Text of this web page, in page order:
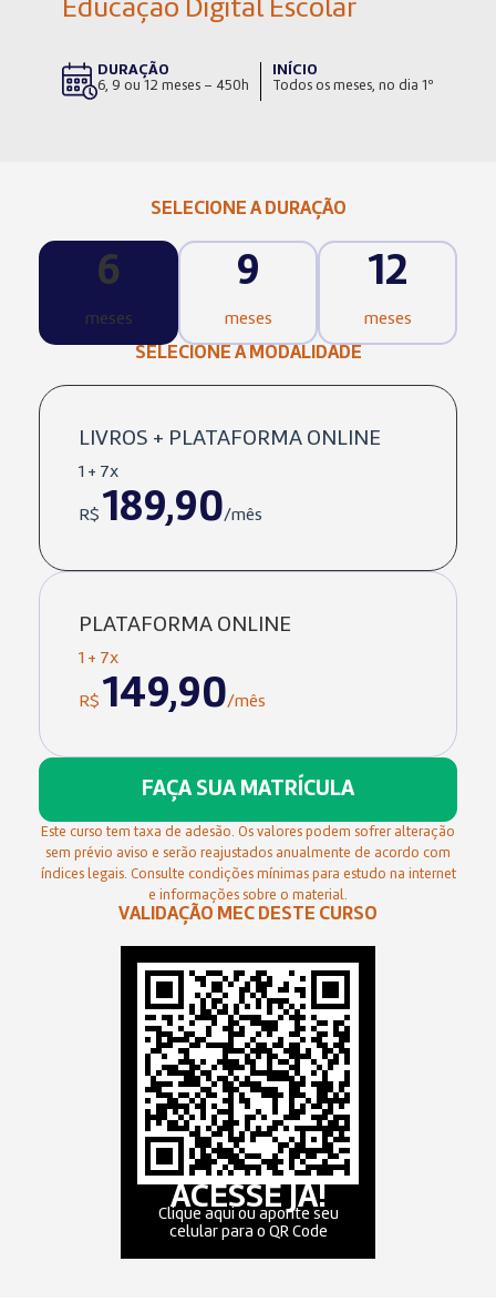
Educação Digital Escolar
DURAÇÃO
6, 9 ou 12 meses – 450h
INÍCIO
Todos os meses, no dia 1º
SELECIONE A DURAÇÃO
6
meses
9
meses
12
meses
SELECIONE A MODALIDADE
LIVROS + PLATAFORMA ONLINE
1 + 7x
R$ 189,90/mês
PLATAFORMA ONLINE
1 + 7x
R$ 149,90/mês
FAÇA SUA MATRÍCULA
Este curso tem taxa de adesão. Os valores podem sofrer alteração
sem prévio aviso e serão reajustados anualmente de acordo com
índices legais. Consulte condições mínimas para estudo na internet
e informações sobre o material.
VALIDAÇÃO MEC DESTE CURSO
ACESSE JÁ!
Clique aqui ou aponte seu
celular para o QR Code